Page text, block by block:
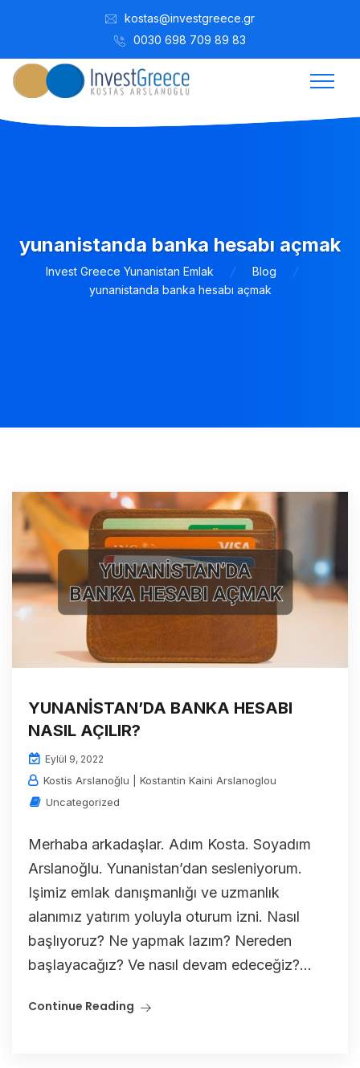
kostas@investgreece.gr
0030 698 709 89 83
yunanistanda banka hesabı açmak
Invest Greece Yunanistan Emlak
Blog
yunanistanda banka hesabı açmak
YUNANİSTAN’DA BANKA HESABI
NASIL AÇILIR?
Eylül 9, 2022
Kostis Arslanoğlu | Kostantin Kaini Arslanoglou
Uncategorized
Merhaba arkadaşlar. Adım Kosta. Soyadım
Arslanoğlu. Yunanistan’dan sesleniyorum.
Işimiz emlak danışmanlığı ve uzmanlık
alanımız yatırım yoluyla oturum izni. Nasıl
başlıyoruz? Ne yapmak lazım? Nereden
başlayacağız? Ve nasıl devam edeceğiz?...
Continue Reading